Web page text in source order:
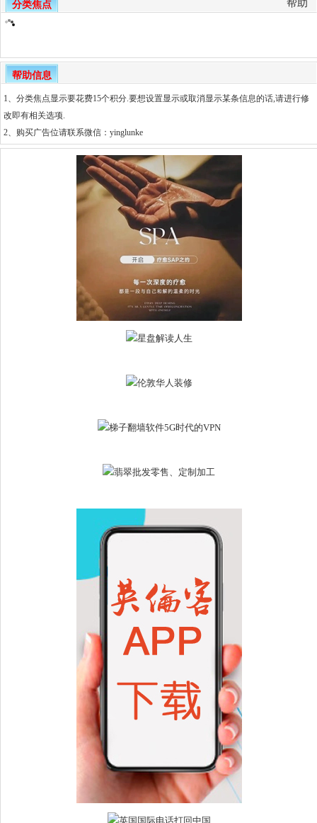
分类焦点 帮助
帮助信息
1、分类焦点显示要花费15个积分.要想设置显示或取消显示某条信息的话,请进行修
改即有相关选项.
2、 购买广告位请联系微信：yinglunke